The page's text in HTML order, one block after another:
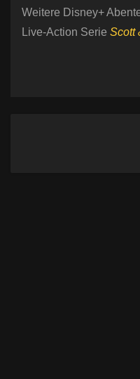
Weitere Disney+
Live-Action Serie Scott